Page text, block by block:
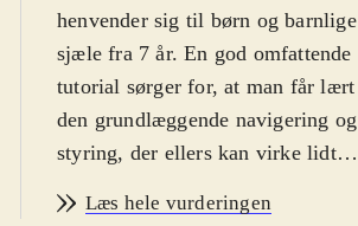
henvender sig til børn og barnlige
sjæle fra 7 år. En god omfattende
tutorial sørger for, at man får lært
den grundlæggende navigering og
styring, der ellers kan virke lidt
yngste. Dansk tale i centrale cut-
Læs hele vurderingen